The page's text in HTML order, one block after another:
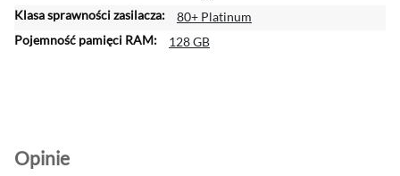
80+ Platinum
128 GB
Opinie